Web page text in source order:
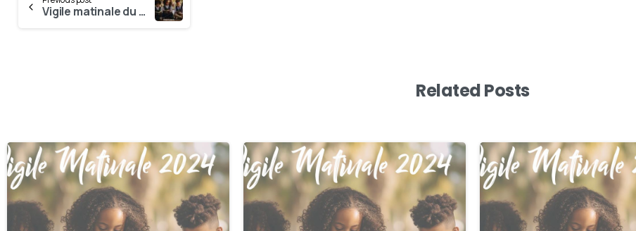
Vigile matinale du 28 Mai
Related Posts
0 0